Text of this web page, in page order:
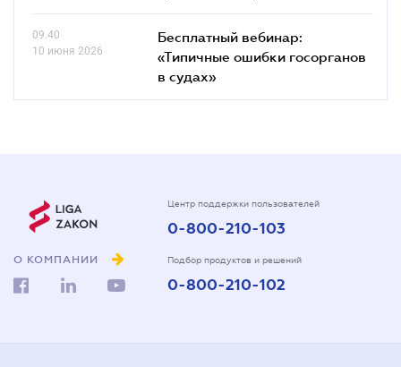
09.40
10 июня 2026
Бесплатный вебинар:
«Типичные ошибки госорганов
в судах»
О КОМПАНИИ
Центр поддержки пользователей
0-800-210-103
Подбор продуктов и решений
0-800-210-102